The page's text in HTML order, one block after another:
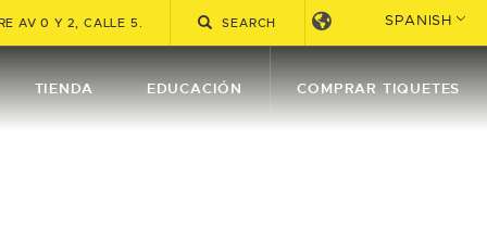
AV 0 Y 2, CALLE 5. SPANISH
TIENDA EDUCACIÓN COMPRAR TIQUETES